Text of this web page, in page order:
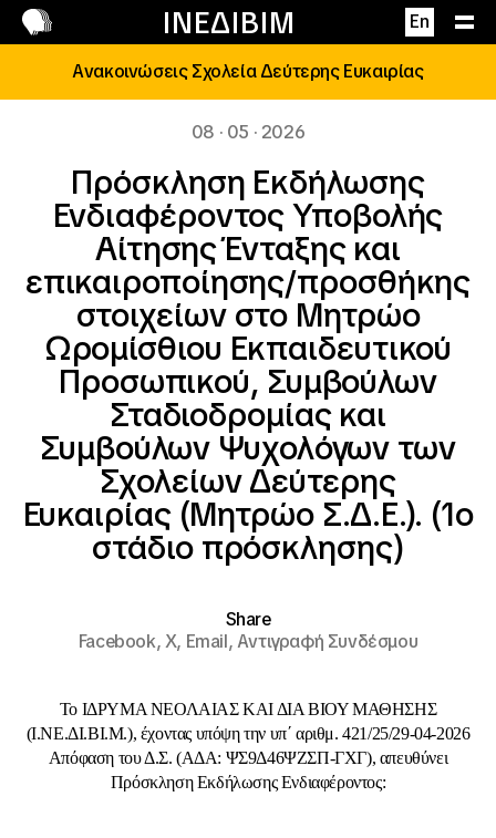
ΙΝΕΔΙΒΙΜ En
Επικοινωνία
Ανακοινώσεις Σχολεία Δεύτερης Ευκαιρίας
08 · 05 · 2026
Πρόσκληση Εκδήλωσης
Ενδιαφέροντος Υποβολής
Αίτησης Ένταξης και
επικαιροποίησης/προσθήκης
στοιχείων στο Μητρώο
Ωρομίσθιου Εκπαιδευτικού
Προσωπικού, Συμβούλων
Σταδιοδρομίας και
Συμβούλων Ψυχολόγων των
Σχολείων Δεύτερης
Ευκαιρίας (Μητρώο Σ.Δ.Ε.). (1ο
στάδιο πρόσκλησης)
Share
Facebook,X, Email,Αντιγραφή Συνδέσμου
Το IΔΡΥΜΑ ΝΕΟΛΑΙΑΣ ΚΑΙ ΔΙΑ ΒΙΟΥ ΜΑΘΗΣΗΣ
(Ι.ΝΕ.ΔΙ.ΒΙ.Μ.), έχοντας υπόψη την υπ΄ αριθμ. 421/25/29-04-2026
Απόφαση του Δ.Σ. (ΑΔΑ: ΨΣ9Δ46ΨΖΣΠ-ΓΧΓ), απευθύνει
Πρόσκληση Εκδήλωσης Ενδιαφέροντος: